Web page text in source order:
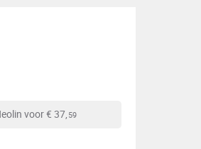
voor€ 37, 59